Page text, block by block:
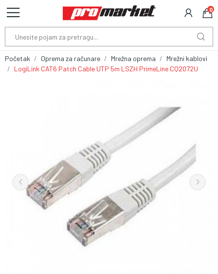
0
Početak Oprema za računare Mrežna oprema
Mrežni kablovi
LogiLink CAT6 Patch Cable UTP 5m LSZH PrimeLine CQ2072U